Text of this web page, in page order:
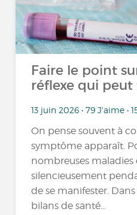
Faire le point
réflexe qui
13 juin 2026 • 79 J'aime •
On pense souvent à
symptôme apparaît.
nombreuses maladies
silencieusement
de se manifester.
bilans de santé...